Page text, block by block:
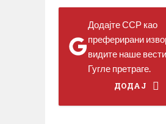
Додајте ССР као
преферирани
видите наше
Гугле претраге.
ДОДАЈ